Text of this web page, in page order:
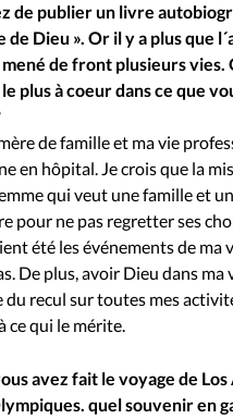
Spi
de...
Vive
de publier un livre
de Dieu ». Or il y a plus que
de front plusieurs vies.
plus à coeur dans ce que
de famille et ma vie
en hôpital. Je crois que la
qui veut une famille et
pour ne pas regretter ses
été les événements de ma
De plus, avoir Dieu dans ma
du recul sur toutes mes
ce qui le mérite.
avez fait le voyage de
quel souvenir en